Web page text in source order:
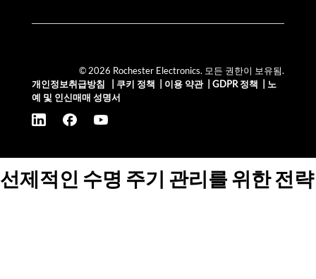
© 2026 Rochester Electronics. 모든 권한이 보유됨.
개인정보취급방침
쿠키 정책 이용 약관| GDPR 정책
노
예 및 인신매매 성명서
선제적인 수명 주기 관리를 위한 전략